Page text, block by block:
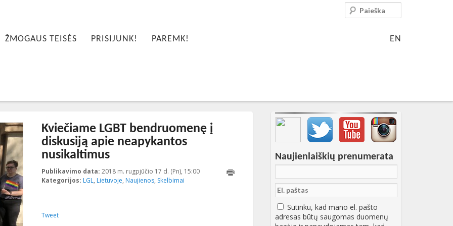
ŽMOGAUS TEISĖS PRISIJUNK! PAREMK! EN
Paieška
Kviečiame LGBT bendruomenę į
diskusiją apie neapykantos
nusikaltimus
Publikavimo data: 2018 m. rugpjūčio 17 d. (Pn), 15:00 2018-08-31T10:41:18+00:00
Kategorijos: LGL, Lietuvoje, Naujienos, Skelbimai
Tweet
Svarbių įrašų meniu
Naujienlaiškių prenumerata
Sutinku, kad mano el. pašto
adresas būtų saugomas duomenų